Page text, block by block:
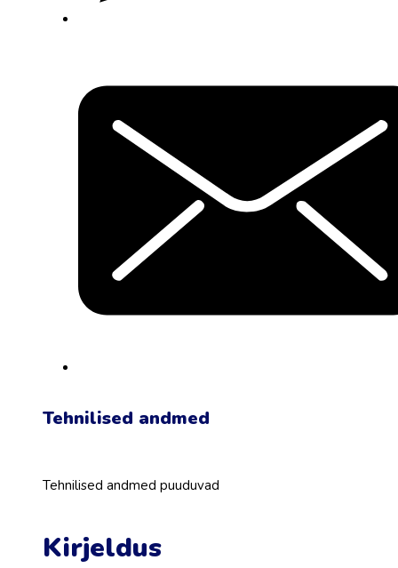
Tehnilised andmed
Tehnilised andmed puuduvad
Kirjeldus